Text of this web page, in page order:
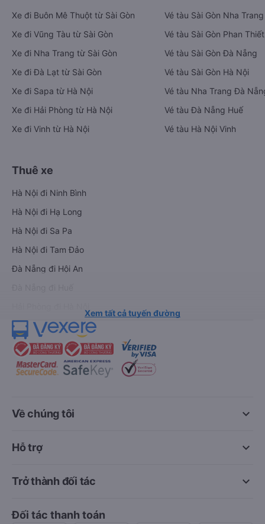
Xe đi Buôn Mê Thuột từ Sài Gòn
Xe đi Vũng Tàu từ Sài Gòn
Xe đi Nha Trang từ Sài Gòn
Xe đi Đà Lạt từ Sài Gòn
Xe đi Sapa từ Hà Nội
Xe đi Hải Phòng từ Hà Nội
Xe đi Vinh từ Hà Nội
Vé tàu Sài Gòn Nha Trang
Vé tàu Sài Gòn Phan Thiết
Vé tàu Sài Gòn Đà Nẵng
Vé tàu Sài Gòn Hà Nội
Vé tàu Nha Trang Đà
Vé tàu Đà Nẵng Huế
Vé tàu Hà Nội Vinh
Thuê xe
Hà Nội đi Ninh Bình
Hà Nội đi Hạ Long
Hà Nội đi Sa Pa
Hà Nội đi Tam Đảo
Đà Nẵng đi Hội An
Xem tất cả tuyến đường
keyboard_arrow_down
Về chúng tôi
keyboard_arrow_down
Hỗ trợ
keyboard_arrow_down
Trở thành đối tác
Đối tác thanh toán